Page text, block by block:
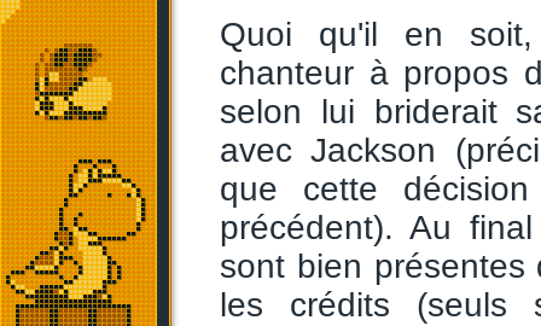
Quoi qu'il en
chanteur à propos
selon lui briderait
avec Jackson
que cette
précédent). Au
sont bien
les crédits (seuls